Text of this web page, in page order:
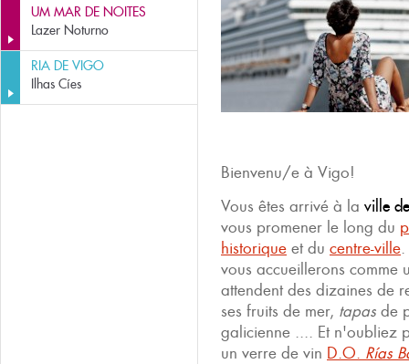
UM MAR DE NOITES
Lazer Noturno
RIA DE VIGO
Ilhas Cíes
Bienvenu/e à Vigo!
Vous êtes arrivé à la ville
vous promener le long du
historique et du centre-ville
vous accueillerons comme
attendent des dizaines de
ses fruits de mer, tapas de
galicienne .... Et n'oubliez
un verre de vin D.O. Rías